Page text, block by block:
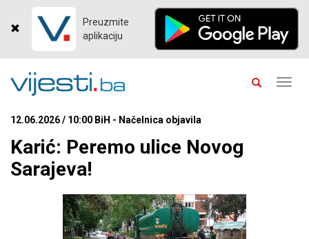
Preuzmite
aplikaciju
12.06.2026 / 10:00 BiH - Načelnica objavila
Karić: Peremo ulice Novog
Sarajeva!